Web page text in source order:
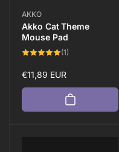
Anbieter:
AKKO
Akko Cat Theme
Mouse Pad
(1)
Normaler
Preis
€11,89 EUR